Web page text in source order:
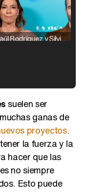
Raúl Rodríguez y Silvia Taulés nos cuentan su papel en 'La familia de la tele'
Carlota Corredera y Javier de Hoyos: "La tele tiene que representar al público también y aquí están todos los perfiles posibles&quo;
suelen ser
ganas de
proyectos.
la fuerza y la
hacer que las
no siempre
Esto puede